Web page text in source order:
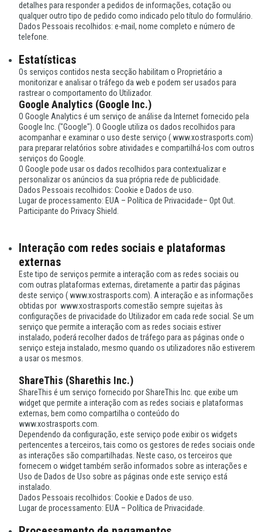
detalhes para responder a pedidos de informações, cotação ou
qualquer outro tipo de pedido como indicado pelo título do formulário.
Dados Pessoais recolhidos: e-mail, nome completo e número de
telefone.
Estatísticas
Os serviços contidos nesta secção habilitam o Proprietário a
monitorizar e analisar o tráfego da web e podem ser usados para
rastrear o comportamento do Utilizador.
Google Analytics (Google Inc.)
O Google Analytics é um serviço de análise da Internet fornecido pela
Google Inc. ("Google"). O Google utiliza os dados recolhidos para
acompanhar e examinar o uso deste serviço ( www.xostrasports.com)
para preparar relatórios sobre atividades e compartilhá-los com outros
serviços do Google.
O Google pode usar os dados recolhidos para contextualizar e
personalizar os anúncios da sua própria rede de publicidade.
Dados Pessoais recolhidos: Cookie e Dados de uso.
Lugar de processamento: EUA – Política de Privacidade– Opt Out.
Participante do Privacy Shield.
Interação com redes sociais e plataformas
externas
Este tipo de serviços permite a interação com as redes sociais ou
com outras plataformas externas, diretamente a partir das páginas
deste serviço ( www.xostrasports.com). A interação e as informações
obtidas por www.xostrasports.comestão sempre sujeitas às
configurações de privacidade do Utilizador em cada rede social. Se um
serviço que permite a interação com as redes sociais estiver
instalado, poderá recolher dados de tráfego para as páginas onde o
serviço esteja instalado, mesmo quando os utilizadores não estiverem
a usar os mesmos.
ShareThis (Sharethis Inc.)
ShareThis é um serviço fornecido por ShareThis Inc. que exibe um
widget que permite a interação com as redes sociais e plataformas
externas, bem como compartilha o conteúdo do
www.xostrasports.com.
Dependendo da configuração, este serviço pode exibir os widgets
pertencentes a terceiros, tais como os gestores de redes sociais onde
as interações são compartilhadas. Neste caso, os terceiros que
fornecem o widget também serão informados sobre as interações e
Uso de Dados de Uso sobre as páginas onde este serviço está
instalado.
Dados Pessoais recolhidos: Cookie e Dados de uso.
Lugar de processamento: EUA – Política de Privacidade.